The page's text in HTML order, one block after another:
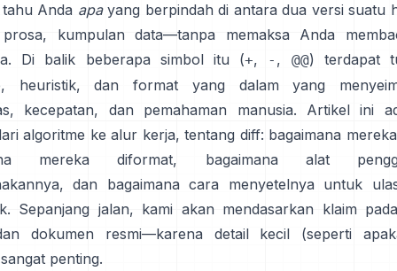
Anda apayang berpindah di antara dua versi suatu
kumpulan data—tanpa memaksa Anda
Di balik beberapa simbol itu (+, - , @@) terdapat
heuristik, dan format yang dalam yang
kecepatan, dan pemahaman manusia. Artikel ini
algoritme ke alur kerja, tentang diff: bagaimana
mereka diformat, bagaimana alat
dan bagaimana cara menyetelnya untuk
Sepanjang jalan, kami akan mendasarkan klaim
dokumen resmi—karena detail kecil (seperti
penting.